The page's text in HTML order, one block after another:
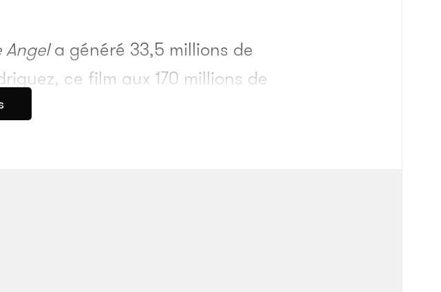
a généré 33,5 millions de
ce film aux 170 millions de
City est une dystopie, mais